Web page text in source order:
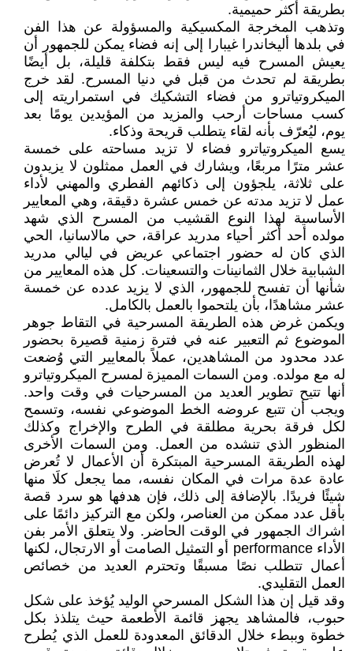
بطريقة أكثر حميمية.
وتذهب المخرجة المكسيكية والمسؤولة عن هذا الفن
في بلدها أليخاندرا غيبارا إلى إنه فضاء يمكن للجمهور أن
يعيش المسرح فيه ليس فقط بتكلفة قليلة، بل أيضًا
بطريقة لم تحدث من قبل في دنيا المسرح. لقد خرج
الميكروتياترو من فضاء التشكيك في استمراريته إلى
كسب مساحات أرحب والمزيد من المؤيدين يومًا بعد
يوم، ليُعرّف بأنه لقاء يتطلب قريحة وذكاء.
يسع الميكروتياترو فضاء لا تزيد مساحته على خمسة
عشر مترًا مربعًا، ويشارك في العمل ممثلون لا يزيدون
على ثلاثة، يلجؤون إلى ذكائهم الفطري والمهني لأداء
عمل لا تزيد مدته عن خمس عشرة دقيقة، وهي المعايير
الأساسية لهذا النوع القشيب من المسرح الذي شهد
مولده أحد أكثر أحياء مدريد عراقة، حي مالاسانيا، الحي
الذي كان له حضور اجتماعي عريض في ليالي مدريد
الشبابية خلال الثمانينات والتسعينات. كل هذه المعايير من
شأنها أن تفسح للجمهور، الذي لا يزيد عدده عن خمسة
عشر مشاهدًا، بأن يلتحموا بالعمل بالكامل.
ويكمن غرض هذه الطريقة المسرحية في التقاط جوهر
الموضوع ثم التعبير عنه في فترة زمنية قصيرة بحضور
عدد محدود من المشاهدين، عملاً بالمعايير التي وُضعت
له مع مولده. ومن السمات المميزة لمسرح الميكروتياترو
أنها تتيح تطوير العديد من المسرحيات في وقت واحد.
ويجب أن تتبع عروضه الخط الموضوعي نفسه، وتسمح
لكل فرقة بحرية مطلقة في الطرح والإخراج وكذلك
المنظور الذي تنشده من العمل. ومن السمات الأخرى
لهذه الطريقة المسرحية المبتكرة أن الأعمال لا تُعرض
عادة عدة مرات في المكان نفسه، مما يجعل كلَا منها
شيئًا فريدًا. بالإضافة إلى ذلك، فإن هدفها هو سرد قصة
بأقل عدد ممكن من العناصر، ولكن مع التركيز دائمًا على
اشراك الجمهور في الوقت الحاضر. ولا يتعلق الأمر بفن
الأداء performance أو التمثيل الصامت أو الارتجال، لكنها
أعمال تتطلب نصًا مسبقًا وتحترم العديد من خصائص
العمل التقليدي.
وقد قيل إن هذا الشكل المسرحي الوليد يُؤخذ على شكل
حبوب، فالمشاهد يجهز قائمة الأطعمة حيث يتلذذ بكل
خطوة وببطء خلال الدقائق المعدودة للعمل الذي يُطرح